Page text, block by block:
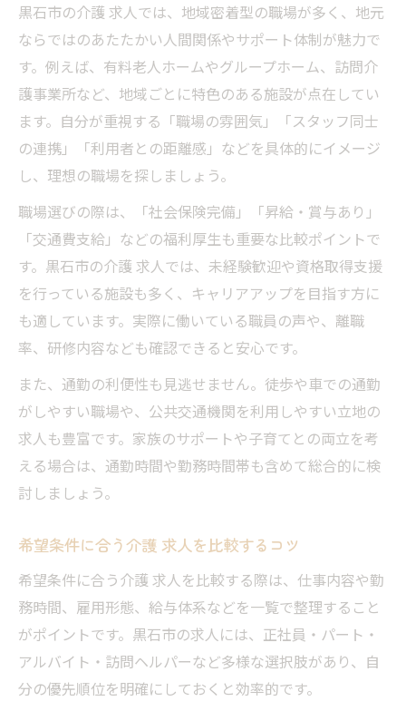
黒石市の介護 求人では、地域密着型の職場が多く、地元
ならではのあたたかい人間関係やサポート体制が魅力で
す。例えば、有料老人ホームやグループホーム、訪問介
護事業所など、地域ごとに特色のある施設が点在してい
ます。自分が重視する「職場の雰囲気」「スタッフ同士
の連携」「利用者との距離感」などを具体的にイメージ
し、理想の職場を探しましょう。
職場選びの際は、「社会保険完備」「昇給・賞与あり」
「交通費支給」などの福利厚生も重要な比較ポイントで
す。黒石市の介護 求人では、未経験歓迎や資格取得支援
を行っている施設も多く、キャリアアップを目指す方に
も適しています。実際に働いている職員の声や、離職
率、研修内容なども確認できると安心です。
また、通勤の利便性も見逃せません。徒歩や車での通勤
がしやすい職場や、公共交通機関を利用しやすい立地の
求人も豊富です。家族のサポートや子育てとの両立を考
える場合は、通勤時間や勤務時間帯も含めて総合的に検
討しましょう。
希望条件に合う介護 求人を比較するコツ
希望条件に合う介護 求人を比較する際は、仕事内容や勤
務時間、雇用形態、給与体系などを一覧で整理すること
がポイントです。黒石市の求人には、正社員・パート・
アルバイト・訪問ヘルパーなど多様な選択肢があり、自
分の優先順位を明確にしておくと効率的です。